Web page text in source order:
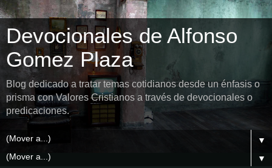
Devocionales de Alfonso
Gomez Plaza
Blog dedicado a tratar temas cotidianos desde un énfasis o
prisma con Valores Cristianos a través de devocionales o
predicaciones.
▼
▼